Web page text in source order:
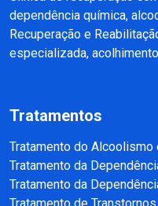
dependência química,
Recuperação e
especializada,
Tratamentos
Tratamento do Alcoolismo
Tratamento da
Tratamento da